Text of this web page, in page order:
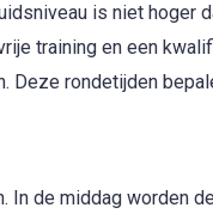
is niet hoger
training en een
Deze rondetijden
de middag worden